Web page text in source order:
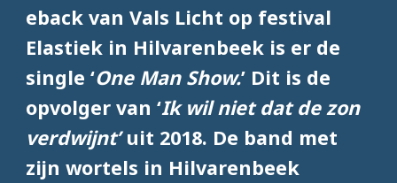
eback van Vals Licht op festival
Elastiek in Hilvarenbeek is er de
single ‘One Man Show.’ Dit is de
opvolger van ‘Ik wil niet dat de zon
verdwijnt’uit 2018. De band met
zijn wortels in Hilvarenbeek